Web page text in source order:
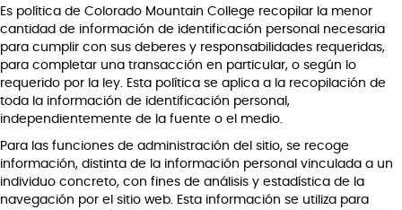
Es política de Colorado Mountain College recopilar la menor
cantidad de información de identificación personal necesaria
para cumplir con sus deberes y responsabilidades requeridas,
para completar una transacción en particular, o según lo
requerido por la ley. Esta política se aplica a la recopilación de
toda la información de identificación personal,
independientemente de la fuente o el medio.
Para las funciones de administración del sitio, se recoge
información, distinta de la información personal vinculada a un
individuo concreto, con fines de análisis y estadística de la
navegación por el sitio web. Esta información se utiliza para